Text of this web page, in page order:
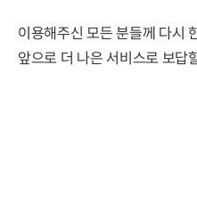
이용해주신 모든 분들께 다시
앞으로 더 나은 서비스로 보답